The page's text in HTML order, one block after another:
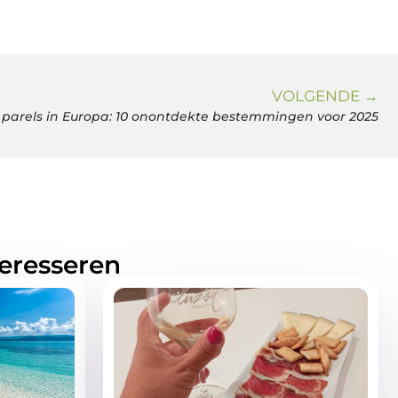
VOLGENDE →
in Europa: 10 onontdekte bestemmingen voor 2025